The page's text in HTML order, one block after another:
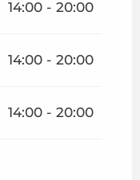
14:00 - 20:00
14:00 - 20:00
14:00 - 20:00